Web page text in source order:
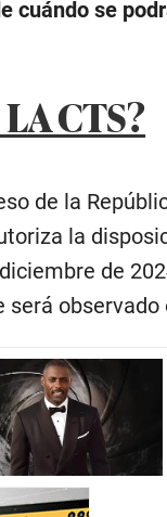
cuándo se
CTS?
de la
la
de
será